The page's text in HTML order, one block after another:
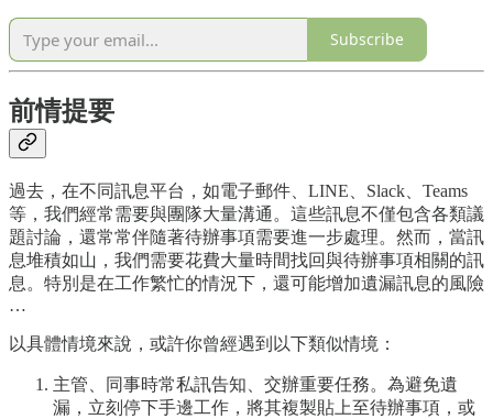
Subscribe
前情提要
過去，在不同訊息平台，如電子郵件、LINE、Slack、Teams
等，我們經常需要與團隊大量溝通。這些訊息不僅包含各類議
題討論，還常常伴隨著待辦事項需要進一步處理。然而，當訊
息堆積如山，我們需要花費大量時間找回與待辦事項相關的訊
息。特別是在工作繁忙的情況下，還可能增加遺漏訊息的風險
…
以具體情境來說，或許你曾經遇到以下類似情境：
主管、同事時常私訊告知、交辦重要任務。為避免遺
漏，立刻停下手邊工作，將其複製貼上至待辦事項，或